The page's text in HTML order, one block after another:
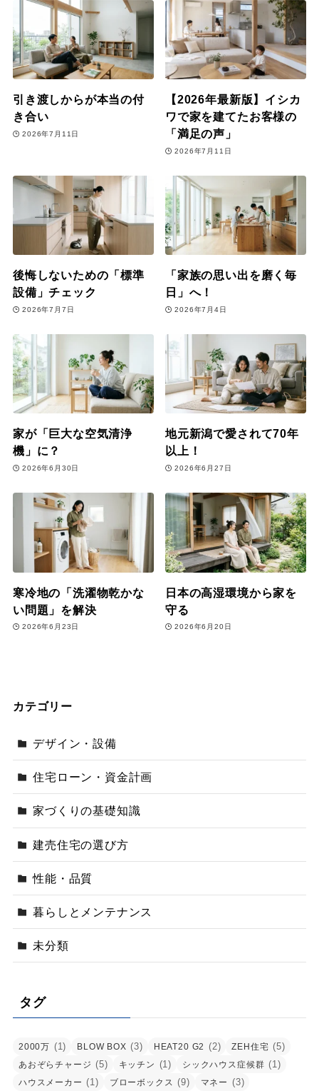
引き渡しからが本当の付
き合い
2026年7月11日
【2026年最新版】イシカ
ワで家を建てたお客様の
「満足の声」
2026年7月11日
後悔しないための「標準
設備」チェック
2026年7月7日
「家族の思い出を磨く毎
日」へ！
2026年7月4日
家が「巨大な空気清浄
機」に？
2026年6月30日
地元新潟で愛されて70年
以上！
2026年6月27日
寒冷地の「洗濯物乾かな
い問題」を解決
2026年6月23日
日本の高湿環境から家を
守る
2026年6月20日
カテゴリー
デザイン・設備
住宅ローン・資金計画
家づくりの基礎知識
建売住宅の選び方
性能・品質
暮らしとメンテナンス
未分類
タグ
2000万 (1) BLOW BOX (3) HEAT20 G2 (2) ZEH住宅 (5)
あおぞらチャージ (5) キッチン (1) シックハウス症候群 (1)
ハウスメーカー (1) ブローボックス (9) マネー (3)